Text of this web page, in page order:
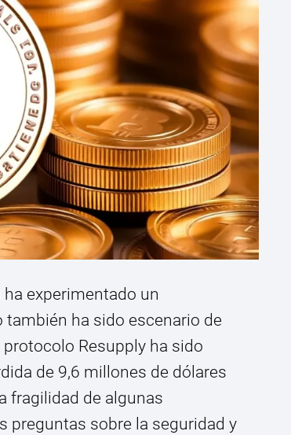
experimentado un
ha sido escenario de
Resupply ha sido
de 9,6 millones de dólares
fragilidad de algunas
preguntas sobre la seguridad y